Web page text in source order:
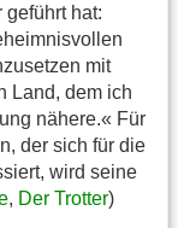
hat:
mit
Land, dem ich
nähere.« Für
der sich für die
wird seine
, Der Trotter)